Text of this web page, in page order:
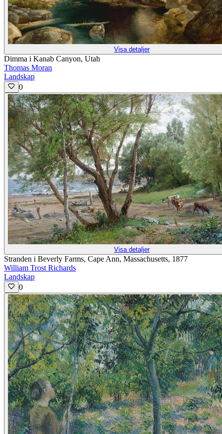
Visa detaljer
Dimma i Kanab Canyon, Utah
Thomas Moran
Landskap
0
Visa detaljer
Stranden i Beverly Farms, Cape Ann, Massachusetts, 1877
William Trost Richards
Landskap
0